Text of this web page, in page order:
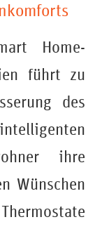
Home-
führt zu
des
ihre
Wünschen